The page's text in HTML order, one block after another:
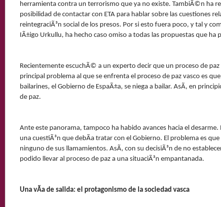
herramienta contra un terrorismo que ya no existe. TambiÃ©n ha
posibilidad de contactar con ETA para hablar sobre las cuestiones
reintegraciÃ³n social de los presos. Por si esto fuera poco, y tal y
IÃ±igo Urkullu, ha hecho caso omiso a todas las propuestas que ha
Recientemente escuchÃ© a un experto decir que un proceso de paz
principal problema al que se enfrenta el proceso de paz vasco es
bailarines, el Gobierno de EspaÃ±a, se niega a bailar. AsÃ­, en
de paz.
Ante este panorama, tampoco ha habido avances hacia el desarme.
una cuestiÃ³n que debÃ­a tratar con el Gobierno. El problema es
ninguno de sus llamamientos. AsÃ­, con su decisiÃ³n de no
podido llevar al proceso de paz a una situaciÃ³n empantanada.
Una vÃ­a de salida: el protagonismo de la sociedad vasca